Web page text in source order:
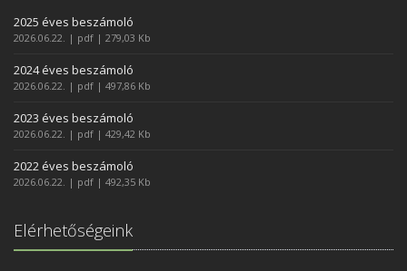
2025 éves beszámoló
2026.06.22. | pdf | 279,03 Kb
2024 éves beszámoló
2026.06.22. | pdf | 497,86 Kb
2023 éves beszámoló
2026.06.22. | pdf | 429,42 Kb
2022 éves beszámoló
2026.06.22. | pdf | 492,35 Kb
Elérhetőségeink